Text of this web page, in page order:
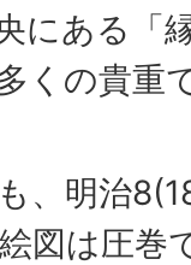
にある「
くの貴重
、明治
図は圧